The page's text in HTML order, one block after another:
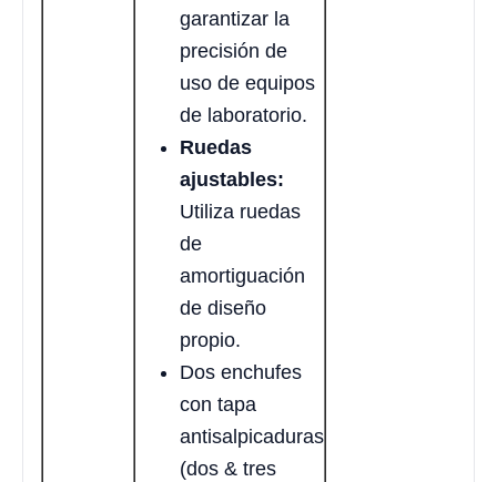
garantizar la
precisión de
uso de equipos
de laboratorio.
Ruedas
ajustables:
Utiliza ruedas
de
amortiguación
de diseño
propio.
Dos enchufes
con tapa
antisalpicaduras
(dos & tres